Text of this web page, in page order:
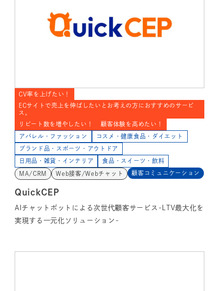
CV率を上げたい！
ECサイトで売上を伸ばしたいとお考えの方におすすめのサービ
ス。
リピート数を増やしたい！
顧客体験を高めたい！
アパレル・ファッション コスメ・健康食品・ダイエット
ブランド品・スポーツ・アウトドア
日用品・雑貨・インテリア 食品・スイーツ・飲料
MA/CRM Web接客/Webチャット 顧客コミュニケーション
QuickCEP
AIチャットボットによる次世代顧客サービス-LTV最大化を
実現する一元化ソリューション-